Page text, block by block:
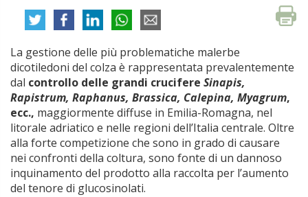
La gestione delle più problematiche malerbe
dicotiledoni del colza è rappresentata prevalentemente
dal controllo delle grandi crucifere Sinapis,
Rapistrum, Raphanus, Brassica, Calepina, Myagrum,
ecc., maggiormente diffuse in Emilia-Romagna, nel
litorale adriatico e nelle regioni dell’Italia centrale. Oltre
alla forte competizione che sono in grado di causare
nei confronti della coltura, sono fonte di un dannoso
inquinamento del prodotto alla raccolta per l’aumento
del tenore di glucosinolati.